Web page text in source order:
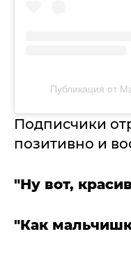
Публикация от
Подписчики
позитивно и
"Ну вот,
"Как